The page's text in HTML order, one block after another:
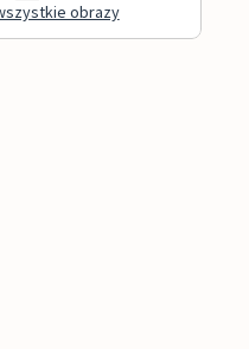
obrazy